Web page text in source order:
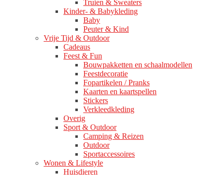
Truien & Sweaters
Kinder- & Babykleding
Baby
Peuter & Kind
Vrije Tijd & Outdoor
Cadeaus
Feest & Fun
Bouwpakketten en schaalmodellen
Feestdecoratie
Fopartikelen / Pranks
Kaarten en kaartspellen
Stickers
Verkleedkleding
Overig
Sport & Outdoor
Camping & Reizen
Outdoor
Sportaccessoires
Wonen & Lifestyle
Huisdieren